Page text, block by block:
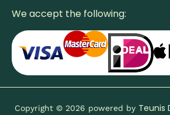
We accept the following:
Copyright © 2026 powered by Teunis